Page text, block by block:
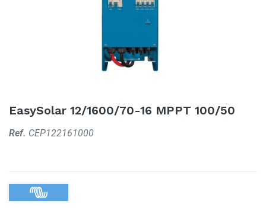
EasySolar 12/1600/70-16 MPPT 100/50
Ref. CEP122161000